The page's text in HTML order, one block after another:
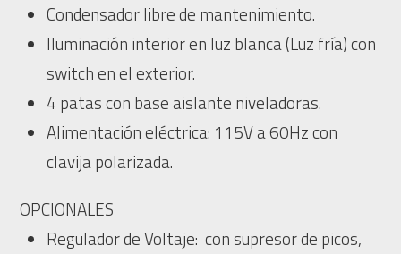
Condensador libre de mantenimiento.
Iluminación interior en luz blanca (Luz fría) con
switch en el exterior.
4 patas con base aislante niveladoras.
Alimentación eléctrica: 115V a 60Hz con
clavija polarizada.
OPCIONALES
Regulador de Voltaje: con supresor de picos,